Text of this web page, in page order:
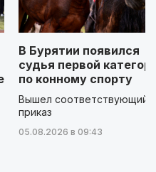
В Бурятии появился
судья первой
по конному спорту
Вышел соответствующий
приказ
05.08.2026 в 09:43